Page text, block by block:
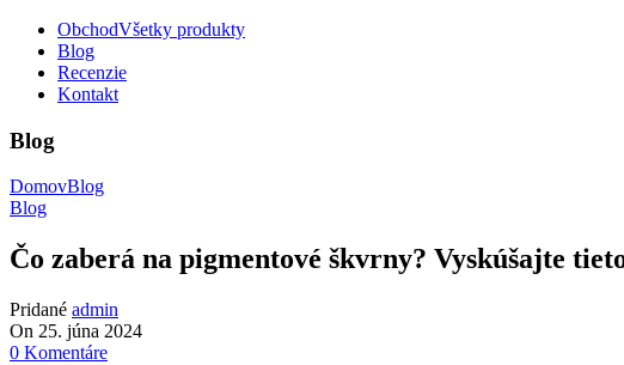
ObchodVšetky produkty
Blog
Recenzie
Kontakt
Blog
DomovBlog
Blog
Čo zaberá na pigmentové škvrny? Vyskúšajte
Pridané admin
On 25. júna 2024
0 Komentáre